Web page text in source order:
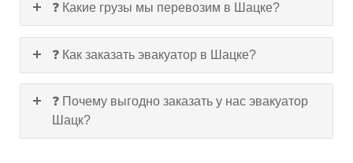
❓ Какие грузы мы перевозим в Шацке?
❓ Как заказать эвакуатор в Шацке?
❓ Почему выгодно заказать у нас эвакуатор
Шацк?